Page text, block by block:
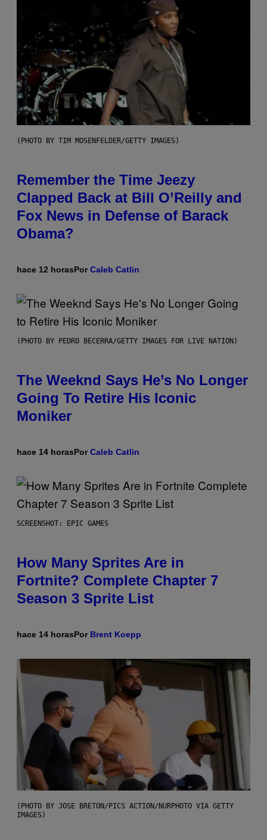
(PHOTO BY TIM MOSENFELDER/GETTY IMAGES)
Remember the Time Jeezy
Clapped Back at Bill O’Reilly and
Fox News in Defense of Barack
Obama?
hace 12 horasPorCaleb Catlin
(PHOTO BY PEDRO BECERRA/GETTY IMAGES FOR LIVE NATION)
The Weeknd Says He’s No Longer
Going To Retire His Iconic
Moniker
hace 14 horasPorCaleb Catlin
SCREENSHOT: EPIC GAMES
How Many Sprites Are in
Fortnite? Complete Chapter 7
Season 3 Sprite List
hace 14 horasPor Brent Koepp
(PHOTO BY JOSE BRETON/PICS ACTION/NURPHOTO VIA GETTY
IMAGES)